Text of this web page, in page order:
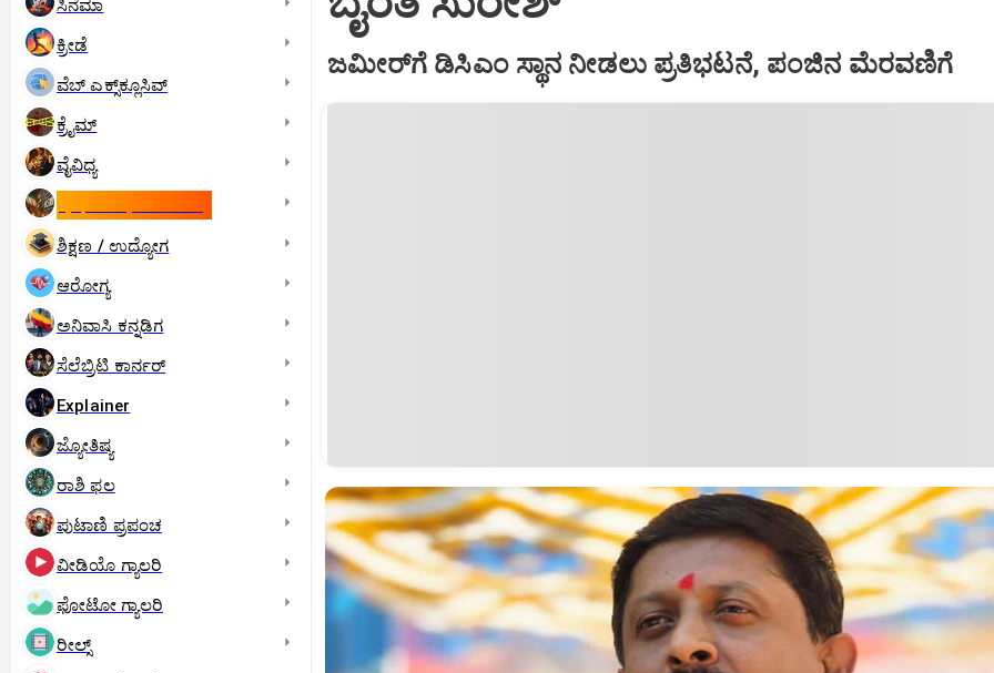
ಸಿನೆಮಾ
ಕ್ರೀಡೆ
ವೆಬ್ ಎಕ್ಸ್‌ಕ್ಲೂಸಿವ್
ಕ್ರೈಮ್
ವೈವಿಧ್ಯ
ಶಿಕ್ಷಣ / ಉದ್ಯೋಗ
ಆರೋಗ್ಯ
ಅನಿವಾಸಿ ಕನ್ನಡಿಗ
ಸೆಲೆಬ್ರಿಟಿ ಕಾರ್ನರ್‌
Explainer
ಜ್ಯೋತಿಷ್ಯ
ರಾಶಿ ಫಲ
ಪುಟಾಣಿ ಪ್ರಪಂಚ
ವೀಡಿಯೊ ಗ್ಯಾಲರಿ
ಫೋಟೋ ಗ್ಯಾಲರಿ
ರೀಲ್ಸ್
ಜಮೀರ್‌ಗೆ ಡಿಸಿಎಂ ಸ್ಥಾನ ನೀಡಲು ಪ್ರತಿಭಟನೆ, ಪಂಜಿನ ಮೆರವಣಿಗೆ